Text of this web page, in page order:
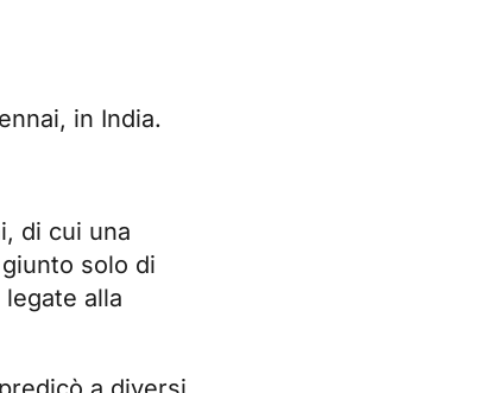
in India.
di cui una
solo di
alla